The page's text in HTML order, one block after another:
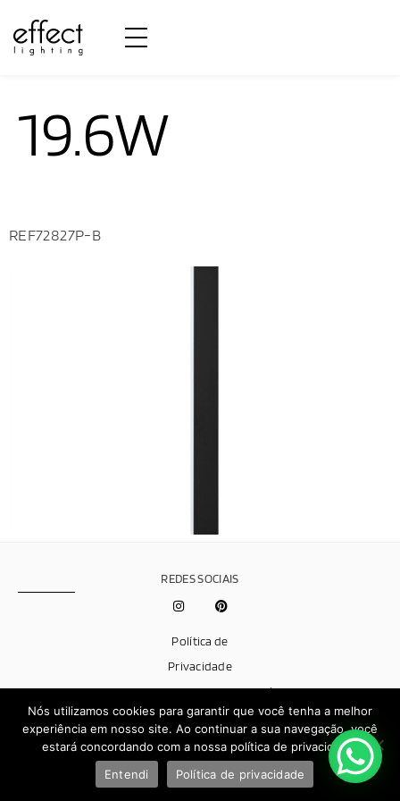
Potência:
19.6W
REF72827P-B
Effect © 2026 - Todos os direitos reservados | Desenvolvido por
Brand.It
Política de
Privacidade
REDES SOCIAIS
Nós utilizamos cookies para garantir que você tenha a melhor
experiência em nosso site. Ao continuar a sua navegação, você
estará concordando com a nossa política de privacidade.
Entendi
Política de privacidade